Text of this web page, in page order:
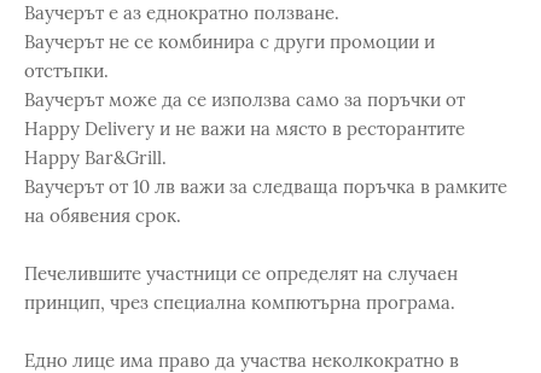
Ваучерът е аз еднократно ползване.
Ваучерът не се комбинира с други промоции и
отстъпки.
Ваучерът може да се използва само за поръчки от
Happy Delivery и не важи на място в ресторантите
Happy Bar&Grill.
Ваучерът от 10 лв важи за следваща поръчка в рамките
на обявения срок.
Печелившите участници се определят на случаен
принцип, чрез специална компютърна програма.
Едно лице има право да участва неколкократно в